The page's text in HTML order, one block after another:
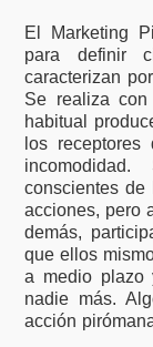
El Marketing
para definir
caracterizan
Se realiza
habitual
los
conscientes de
acciones, pero
demás,
que ellos
a medio plazo
nadie más.
acción